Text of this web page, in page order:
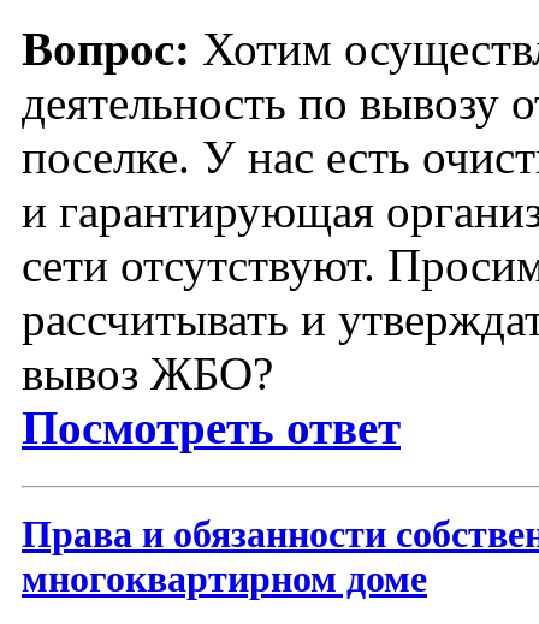
Вопрос: Хотим
деятельность по вывозу
поселке. У нас есть
и гарантирующая
сети отсутствуют.
рассчитывать и
вывоз ЖБО?
Посмотреть ответ
Права и обязанности
многоквартирном доме